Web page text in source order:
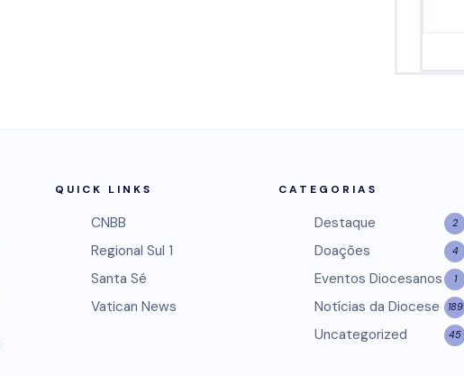
QUICK LINKS
CNBB
Regional Sul 1
Santa Sé
Vatican News
CATEGORIAS
Destaque 2
Doações 4
Eventos Diocesanos 1
Notícias da Diocese 189
Uncategorized 45